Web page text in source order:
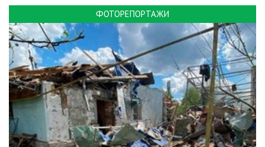
ФОТОРЕПОРТАЖИ